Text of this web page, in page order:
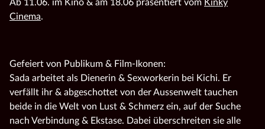
Ab 11.06. im Kino & am 18.06 präsentiert vom Kinky
Cinema.
Gefeiert von Publikum & Film-Ikonen:
Sada arbeitet als Dienerin & Sexworkerin bei Kichi. Er
verfällt ihr & abgeschottet von der Aussenwelt tauchen
beide in die Welt von Lust & Schmerz ein, auf der Suche
nach Verbindung & Ekstase. Dabei überschreiten sie alle